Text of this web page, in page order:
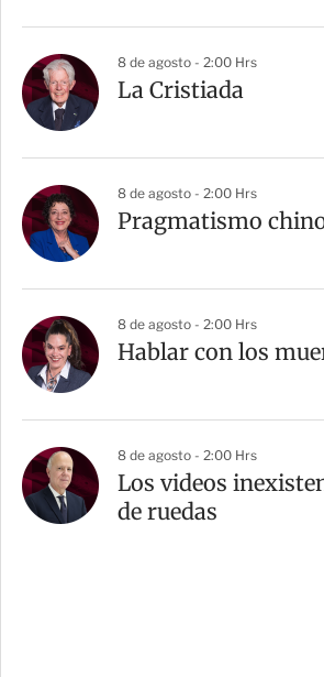
8 de agosto - 2:00 Hrs
La Cristiada
8 de agosto - 2:00 Hrs
Pragmatismo
8 de agosto - 2:00 Hrs
Hablar con los
8 de agosto - 2:00 Hrs
Los videos
de ruedas